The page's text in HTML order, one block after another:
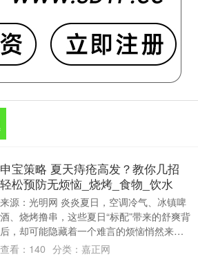
申宝策略 夏天痔疮高发？教你几招
轻松预防无烦恼_烧烤_食物_饮水
来源：光明网 炎炎夏日，空调冷气、冰镇啤
酒、烧烤撸串，这些夏日“标配”带来的舒爽背
后，却可能隐藏着一个难言的烦恼悄然来袭
—痔疮发作。肛肠科医生们发现，每到夏
查看： 140 分类： 嘉正网